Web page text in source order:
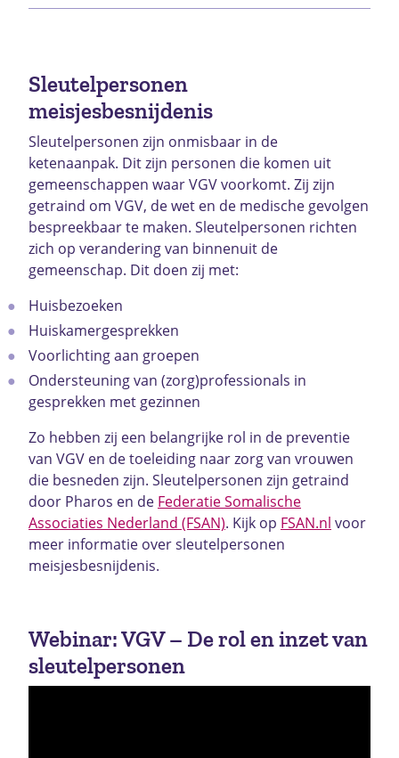
Sleutelpersonen
meisjesbesnijdenis
Sleutelpersonen zijn onmisbaar in de
ketenaanpak. Dit zijn personen die komen uit
gemeenschappen waar VGV voorkomt. Zij zijn
getraind om VGV, de wet en de medische gevolgen
bespreekbaar te maken. Sleutelpersonen richten
zich op verandering van binnenuit de
gemeenschap. Dit doen zij met:
Huisbezoeken
Huiskamergesprekken
Voorlichting aan groepen
Ondersteuning van (zorg)professionals in
gesprekken met gezinnen
Zo hebben zij een belangrijke rol in de preventie
van VGV en de toeleiding naar zorg van vrouwen
die besneden zijn. Sleutelpersonen zijn getraind
door Pharos en de Federatie Somalische
Associaties Nederland (FSAN). Kijk op FSAN.nl voor
meer informatie over sleutelpersonen
meisjesbesnijdenis.
Webinar: VGV – De rol en inzet van
sleutelpersonen